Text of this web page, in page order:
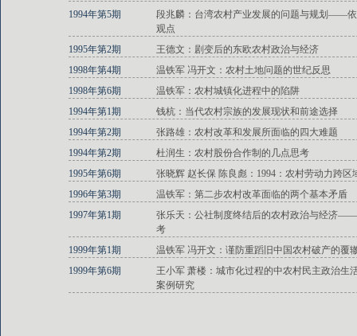
1994年第5期
段兆麟：台湾农村产业发展的问题与规划——
观点
1995年第2期
王德文：剧变后的东欧农村政治与经济
1998年第4期
温铁军 冯开文：农村土地问题的世纪反思
1998年第6期
温铁军：农村城镇化进程中的陷阱
1994年第1期
钱杭：当代农村宗族的发展现状和前途选择
1994年第2期
张路雄：农村改革和发展所面临的四大难题
1994年第2期
杜润生：农村股份合作制的几点思考
1995年第6期
张晓辉 赵长保 陈良彪：1994：农村劳动力跨区
1996年第3期
温铁军：第二步农村改革面临的两个基本矛盾
1997年第1期
张乐天：公社制度终结后的农村政治与经济
考
1999年第1期
温铁军 冯开文：谨防重蹈旧中国农村破产的覆
1999年第6期
王小军 萧楼：城市化过程的中农村民主政治
案例研究